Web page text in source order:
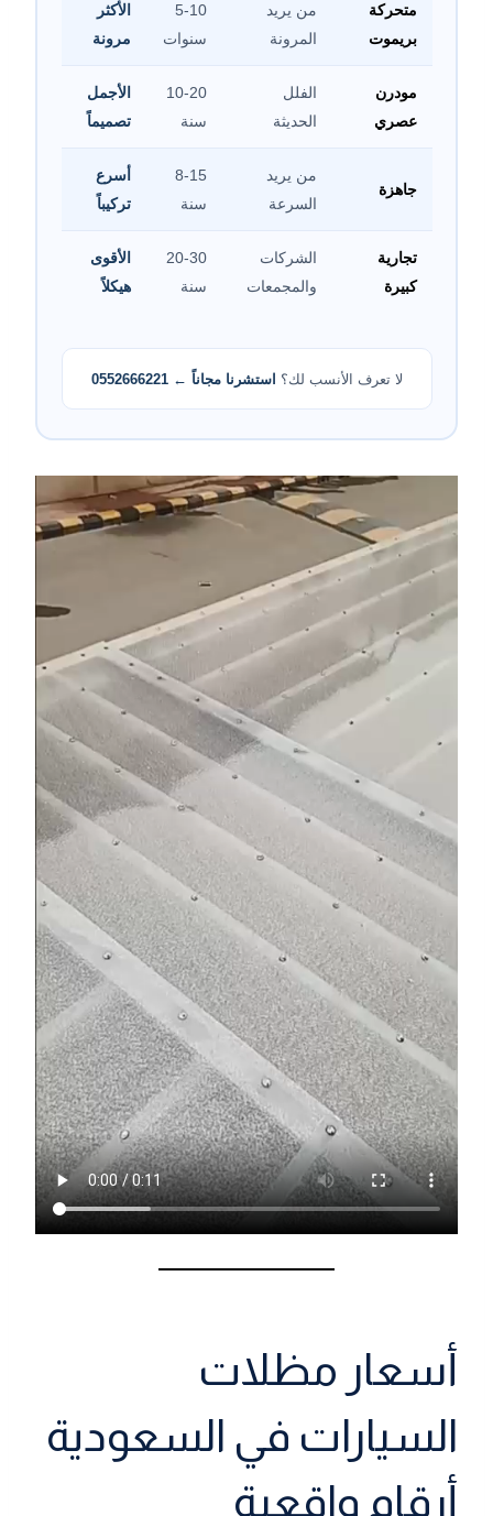
متحركة
بريموت
من يريد
المرونة
5-10
سنوات
الأكثر
مرونة
مودرن
عصري
الفلل
الحديثة
10-20
سنة
الأجمل
تصميماً
جاهزة
من يريد
السرعة
8-15
سنة
أسرع
تركيباً
تجارية
كبيرة
الشركات
والمجمعات
20-30
سنة
الأقوى
هيكلاً
لا تعرف الأنسب لك؟ استشرنا مجاناً ← 0552666221
أسعار مظلات
السيارات في السعودية
أرقام واقعية